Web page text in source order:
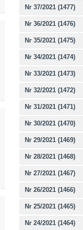
Nr 37/2021 (1477)
Nr 36/2021 (1476)
Nr 35/2021 (1475)
Nr 34/2021 (1474)
Nr 33/2021 (1473)
Nr 32/2021 (1472)
Nr 31/2021 (1471)
Nr 30/2021 (1470)
Nr 29/2021 (1469)
Nr 28/2021 (1468)
Nr 27/2021 (1467)
Nr 26/2021 (1466)
Nr 25/2021 (1465)
Nr 24/2021 (1464)